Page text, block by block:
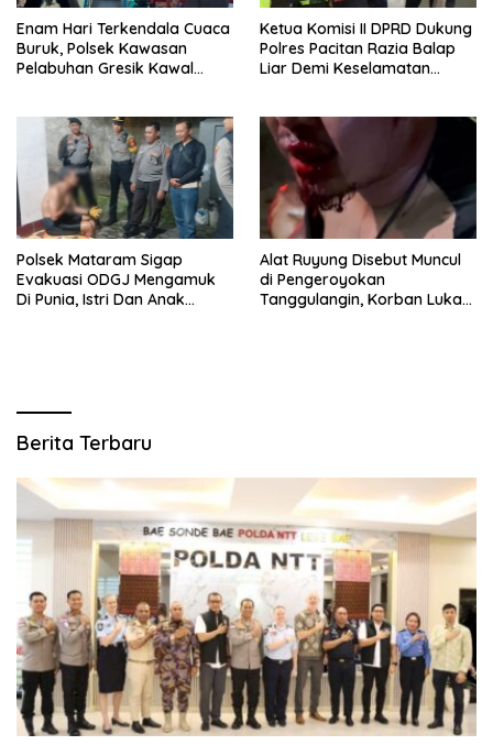
Enam Hari Terkendala Cuaca
Buruk, Polsek Kawasan
Pelabuhan Gresik Kawal
Ketua Komisi II DPRD Dukung
Polres Pacitan Razia Balap
Liar Demi Keselamatan
Polsek Mataram Sigap
Evakuasi ODGJ Mengamuk
Di Punia, Istri Dan Anak
Alat Ruyung Disebut Muncul
di Pengeroyokan
Tanggulangin, Korban Luka
Berita Terbaru